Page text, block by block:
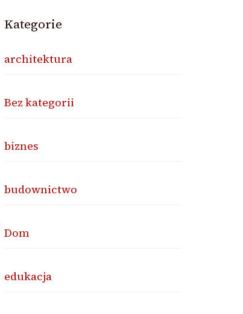
Kategorie
architektura
Bez kategorii
biznes
budownictwo
Dom
edukacja